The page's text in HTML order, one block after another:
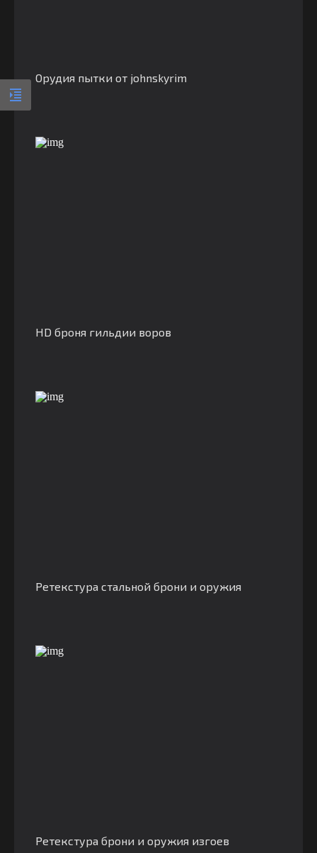
Орудия пытки от johnskyrim
HD броня гильдии воров
Ретекстура стальной брони и оружия
Ретекстура брони и оружия изгоев